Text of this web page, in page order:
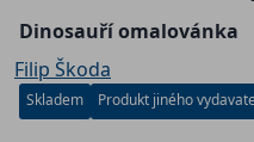
Dinosauří omalovánka
Filip Škoda
Skladem Produkt jiného